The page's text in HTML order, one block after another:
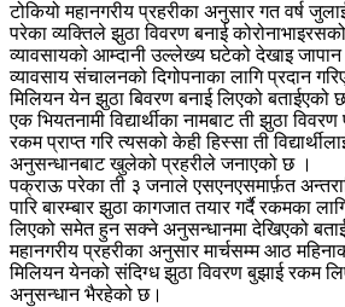
टोकियो महानगरीय प्रहरीका अनुसार गत वर्ष
परेका व्यक्तिले झुठा विवरण बनाई
व्यावसायको आम्दानी उल्लेख्य घटेको देखाइ
व्यावसाय संचालनको दिगोपनाका लागि प्रदान
मिलियन येन झुठा बिवरण बनाई लिएको बताईएको
एक भियतनामी विद्यार्थीका नामबाट ती झुठा
रकम प्राप्त गरि त्यसको केही हिस्सा ती
अनुसन्धानबाट खुलेको प्रहरीले जनाएको छ ।
पक्राऊ परेका ती ३ जनाले एसएनएसमार्फ़त
पारि बारम्बार झुठा कागजात तयार गर्दै रकमका
लिएको समेत हुन सक्ने अनुसन्धानमा देखिएको
महानगरीय प्रहरीका अनुसार मार्चसम्म आठ
मिलियन येनको संदिग्ध झुठा विवरण बुझाई रकम
अनुसन्धान भैरहेको छ।